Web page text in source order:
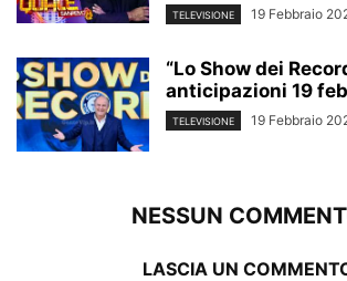
TELEVISIONE 19 Febbraio
“Lo Show dei
anticipazioni 19
TELEVISIONE 19 Febbraio
NESSUN
LASCIA UN